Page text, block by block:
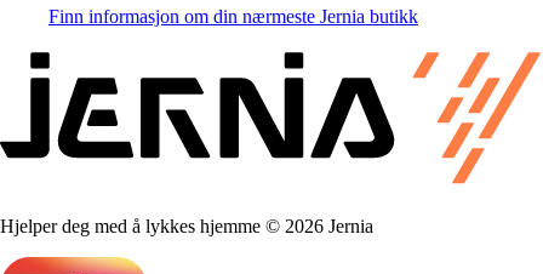
Finn informasjon om din nærmeste Jernia butikk
Hjelper deg med å lykkes hjemme © 2026 Jernia